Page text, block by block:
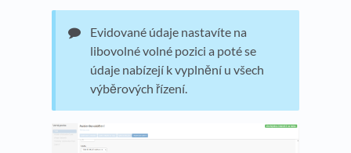
Evidované údaje nastavíte na
libovolné volné pozici a poté se
údaje nabízejí k vyplnění u všech
výběrových řízení.